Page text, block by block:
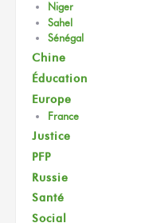
Niger
Sahel
Sénégal
Chine
Éducation
Europe
France
Justice
PFP
Russie
Santé
Social